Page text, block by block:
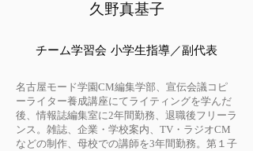
久野真基子
チーム学習会 小学生指導／副代表
名古屋モード学園CM編集学部、宣伝会議コピ
ーライター養成講座にてライティングを学んだ
後、情報誌編集室に2年間勤務、退職後フリーラ
ンス。雑誌、企業・学校案内、TV・ラジオCM
などの制作、母校での講師を3年間勤務。第１子